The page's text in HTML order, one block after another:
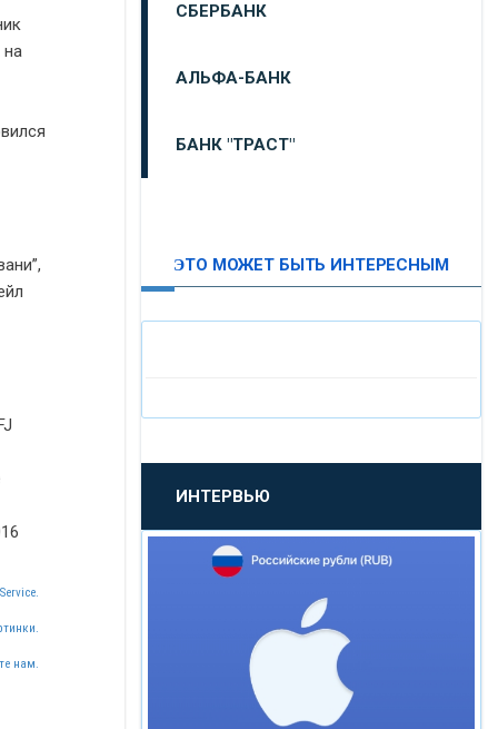
на
нам.
СБЕРБАНК
АЛЬФА-БАНК
БАНК "ТРАСТ"
«ПРОМСВЯЗЬБАНК»
«НОВИКОМБАНК»
«СМП БАНК»
«ВНЕШПРОМБАНК»
ЭТО МОЖЕТ БЫТЬ ИНТЕРЕСНЫМ
ИНТЕРВЬЮ